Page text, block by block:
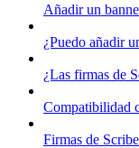
Añadir un
¿Puedo añadir
¿Las firmas de
Compatibilidad
Firmas de